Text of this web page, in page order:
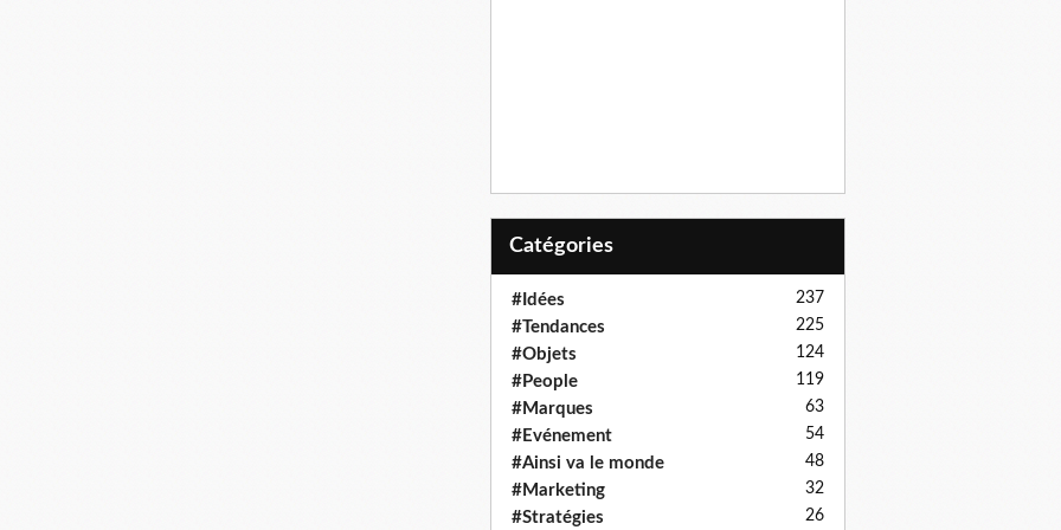
Catégories
#Idées 237
#Tendances 225
#Objets 124
#People 119
#Marques 63
#Evénement 54
#Ainsi va le monde 48
#Marketing 32
#Stratégies 26